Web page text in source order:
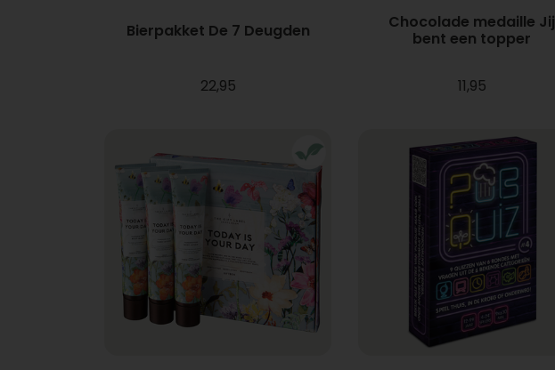
Bierpakket De 7 Deugden
22,95
Chocolade medaille Jij
bent een topper
11,95